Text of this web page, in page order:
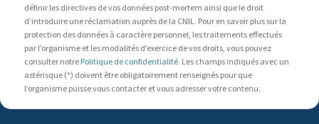
définir les directives de vos données post-mortem ainsi que le droit
d’introduire une réclamation auprès de la CNIL. Pour en savoir plus sur la
protection des données à caractère personnel, les traitements effectués
par l’organisme et les modalités d’exercice de vos droits, vous pouvez
consulter notre Politique de confidentialité. Les champs indiqués avec un
astérisque (*) doivent être obligatoirement renseignés pour que
l’organisme puisse vous contacter et vous adresser votre contenu.